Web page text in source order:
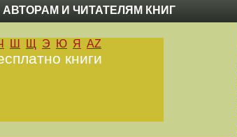
АВТОРАМ И ЧИТАТЕЛЯМ КНИГ
Ш Щ Э Ю Я AZ
книги